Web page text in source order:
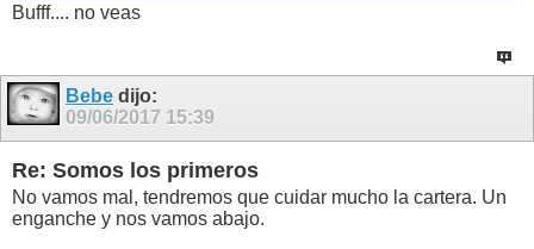
Bufff.... no veas
Bebe dijo:
09/06/2017 15:39
Re: Somos los primeros
No vamos mal, tendremos que cuidar mucho la cartera. Un
enganche y nos vamos abajo.